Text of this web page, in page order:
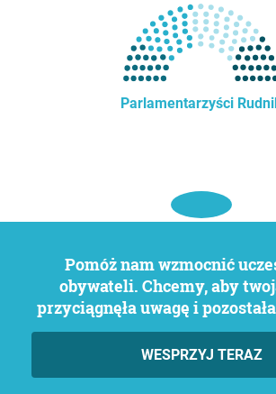
Parlamentarzyści
Pomóż nam wzmocnić uczestnictwo
obywateli. Chcemy, aby
przyciągnęła uwagę i
WESPRZYJ TERAZ